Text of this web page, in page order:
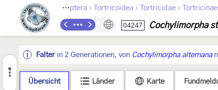
Lepidoptera › Tortricoidea › Tortricidae › Tortricinae
04247 Cochylimorpha
Falterin 2 Generationen, von Cochylimorpha alternana
Übersicht Länder Karte